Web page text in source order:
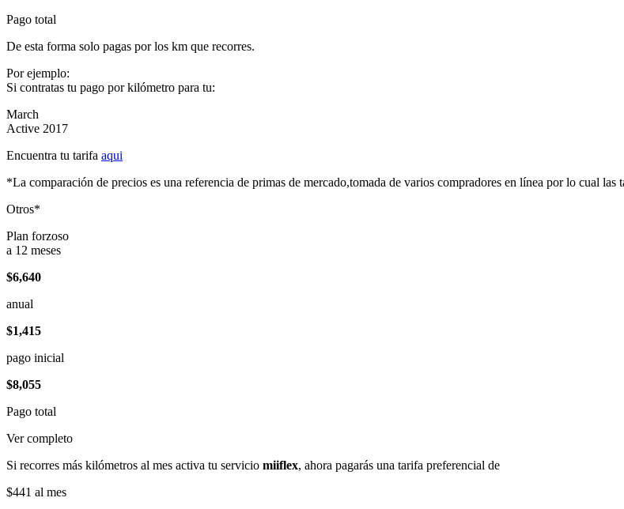
Pago total
De esta forma solo pagas por los km que recorres.
Por ejemplo:
Si contratas tu pago por kilómetro para tu:
March
Active 2017
Encuentra tu tarifa aqui
*La comparación de precios es una referencia de primas de mercado,tomada de varios compradores en línea por lo cual las
Otros*
Plan forzoso
a 12 meses
$6,640
anual
$1,415
pago inicial
$8,055
Pago total
Ver completo
Si recorres más kilómetros al mes activa tu servicio miiflex, ahora pagarás una tarifa preferencial de
$441 al mes